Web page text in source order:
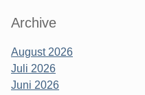
Archive
August 2026
Juli 2026
Juni 2026